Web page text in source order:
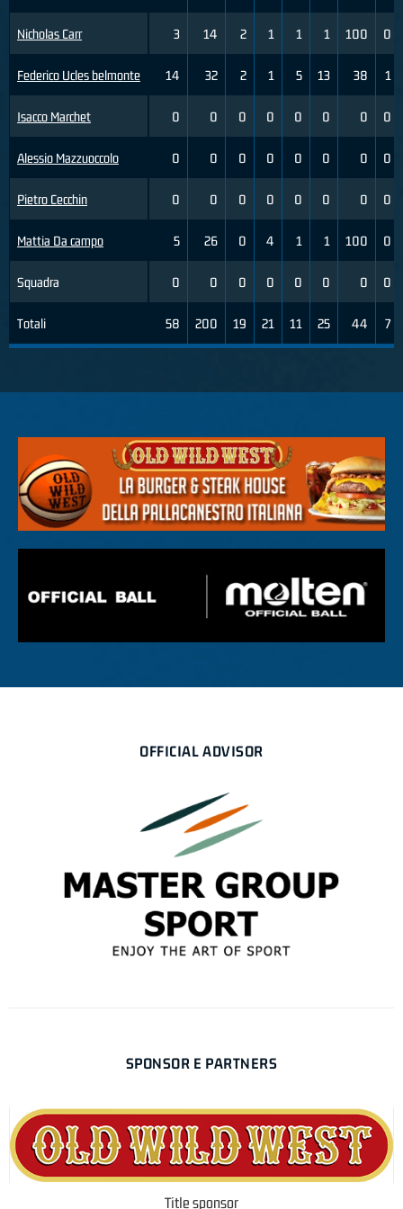
Nicholas Carr
Federico Ucles belmonte
Isacco Marchet
Alessio Mazzuoccolo
Pietro Cecchin
Mattia Da campo
Squadra
Totali
3 14 2 1 1 1 100 0
14 32 2 1 5 13 38 1
0 0 0 0 0 0 0 0
0 0 0 0 0 0 0 0
0 0 0 0 0 0 0 0
5 26 0 4 1 1 100 0
0 0 0 0 0 0 0 0
58 200 19 21 11 25 44 7
OFFICIAL ADVISOR
SPONSOR E PARTNERS
Title sponsor